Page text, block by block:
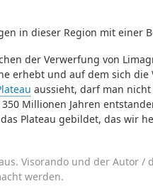
in dieser Region mit einer
der Verwerfung von
erhebt und auf dem sich die
aussieht, darf man
Millionen Jahren
Plateau gebildet, das wir
Visorando und der Autor /
werden.